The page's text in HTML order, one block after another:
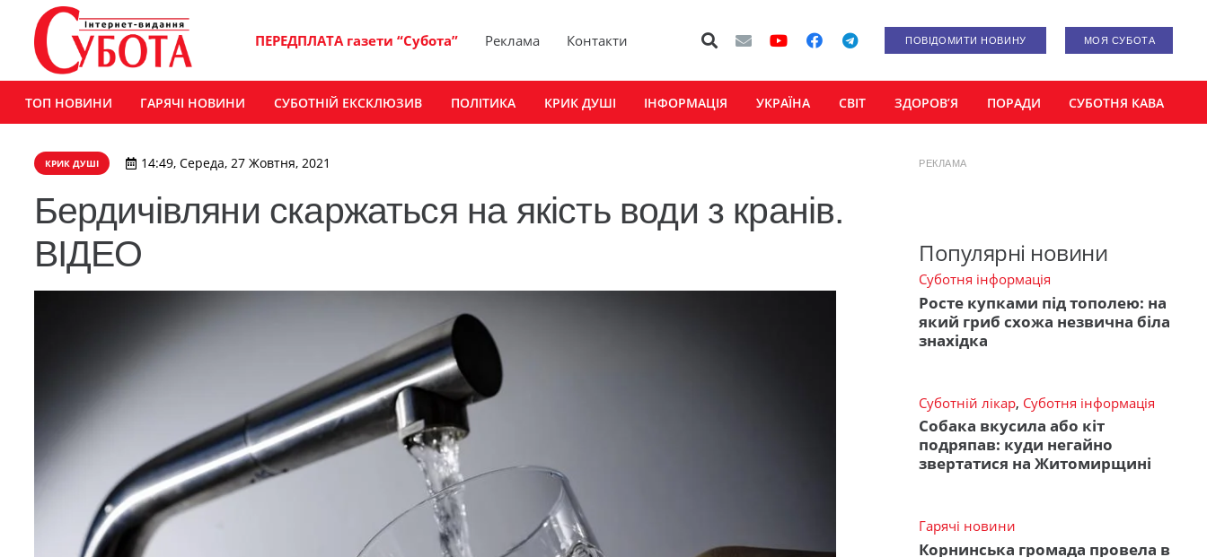
ПЕРЕДПЛАТА газети “Субота” Реклама Контакти ПОВІДОМИТИ НОВИНУ МОЯ СУБОТА
ТОП НОВИНИ ГАРЯЧІ НОВИНИ СУБОТНІЙ ЕКСКЛЮЗИВ ПОЛІТИКА КРИК ДУШІ ІНФОРМАЦІЯ УКРАЇНА СВІТ ЗДОРОВ’Я ПОРАДИ СУБОТНЯ КАВА
КРИК ДУШІ 14:49, Середа, 27 Жовтня, 2021
Бердичівляни скаржаться на якість води з кранів.
ВІДЕО
РЕКЛАМА
Популярні новини
Суботня інформація
Росте купками під тополею: на
який гриб схожа незвична біла
знахідка
Суботній лікар, Суботня інформація
Собака вкусила або кіт
подряпав: куди негайно
звертатися на Житомирщині
Гарячі новини
Корнинська громада провела в